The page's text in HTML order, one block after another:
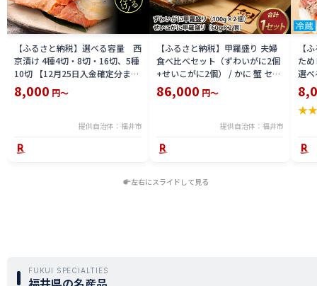
【ふるさと納税】選べる容量 西
京漬け 4種4切・8切・16切、5種
10切 【12月25日入金確定分まで
「年内発送」「年内配送」「年内
お届け」】/ レンジで温めるだけ
8,000 円～
提供自治体：福井市
【ふるさと納税】甲羅盛り 夫婦
食べ比べセット（ずわいがに2個
+せいこがに2個） / かに 蟹 セイ
コ ずわい ズワイ 内子 外子 国産
冷凍 冬 冬の味覚 珍味 グルメ 国
86,000 円～
提供自治体：福井市
【
た
選
鯖
用
テラ
★
左右にスライドして見る
FUKUI SPECIALTIES